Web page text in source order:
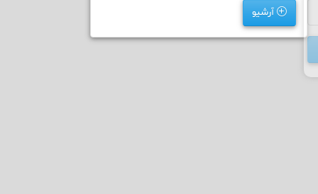
آرشیو